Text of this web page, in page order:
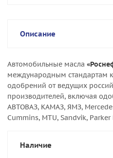
Описание
Автомобильные масла
международным стандартам
одобрений от ведущих
производителей, включая
АВТОВАЗ, КАМАЗ, ЯМЗ,
Cummins, MTU, Sandvik,
Наличие